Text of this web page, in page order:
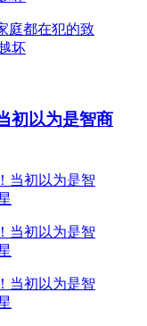
初以为是智商